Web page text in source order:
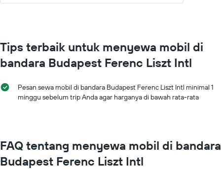
Tips terbaik untuk menyewa mobil di
bandara Budapest Ferenc Liszt Intl
Pesan sewa mobil di bandara Budapest Ferenc Liszt Intl minimal 1
minggu sebelum trip Anda agar harganya di bawah rata-rata
FAQ tentang menyewa mobil di bandara
Budapest Ferenc Liszt Intl